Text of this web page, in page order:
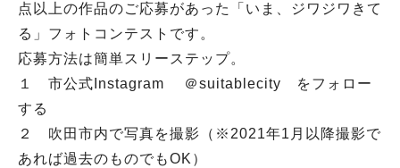
点以上の作品のご応募があった「いま、ジワジワきて
る」フォトコンテストです。
応募方法は簡単スリーステップ。
１ 市公式Instagram ＠suitablecity をフォロー
する
２ 吹田市内で写真を撮影（※2021年1月以降撮影で
あれば過去のものでもOK）